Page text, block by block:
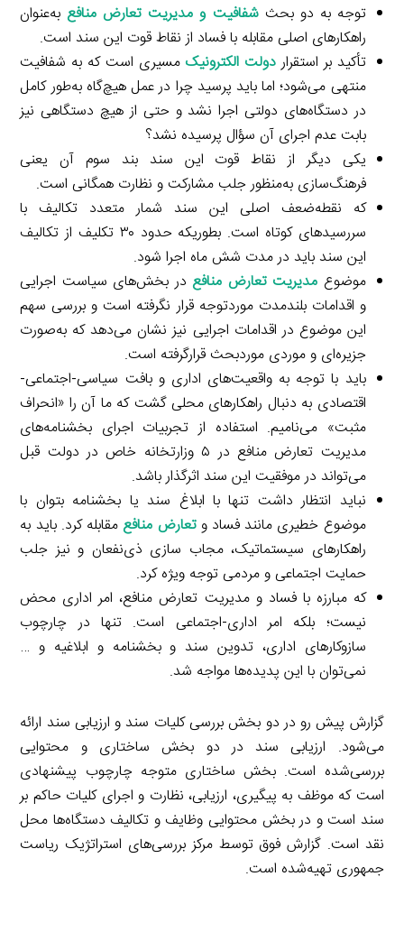
توجه به دو بحثشفافیت و مدیریت تعارض منافع به‌عنوان
راهکارهای اصلی مقابله با فساد از نقاط قوت این سند است.
تأکید بر استقراردولت الکترونیک مسیری است که به شفافیت
منتهی می‌شود؛ اما باید پرسید چرا در عمل هیچ‌گاه به‌طور کامل
در دستگاه‌های دولتی اجرا نشد و حتی از هیچ دستگاهی نیز
بابت عدم اجرای آن سؤال پرسیده نشد؟
یکی دیگر از نقاط قوت این سند بند سوم آن یعنی
فرهنگ‌سازی به‌منظور جلب مشارکت و نظارت همگانی است.
که نقطه‌ضعف اصلی این سند شمار متعدد تکالیف با
سررسیدهای کوتاه است. بطوریکه حدود ۳۰ تکلیف از تکالیف
این سند باید در مدت شش ماه اجرا شود.
موضوع مدیریت تعارض منافع در بخش‌های سیاست اجرایی
و اقدامات بلندمدت موردتوجه قرار نگرفته است و بررسی سهم
این موضوع در اقدامات اجرایی نیز نشان می‌دهد که به‌صورت
جزیره‌ای و موردی موردبحث قرارگرفته است.
باید با توجه به واقعیت‌های اداری و بافت سیاسی-اجتماعی-
اقتصادی به دنبال راهکارهای محلی گشت که ما آن را «انحراف
مثبت» می‌نامیم. استفاده از تجربیات اجرای بخشنامه‌های
مدیریت تعارض منافع در ۵ وزارتخانه خاص در دولت قبل
می‌تواند در موفقیت این سند اثرگذار باشد.
نباید انتظار داشت تنها با ابلاغ سند یا بخشنامه بتوان با
موضوع خطیری مانند فساد و تعارض منافع مقابله کرد. باید به
راهکارهای سیستماتیک، مجاب سازی ذی‌نفعان و نیز جلب
حمایت اجتماعی و مردمی توجه ویژه کرد.
که مبارزه با فساد و مدیریت تعارض منافع، امر اداری محض
نیست؛ بلکه امر اداری-اجتماعی است. تنها در چارچوب
سازوکارهای اداری، تدوین سند و بخشنامه و ابلاغیه و …
نمی‌توان با این پدیده‌ها مواجه شد.
گزارش پیش رو در دو بخش بررسی کلیات سند و ارزیابی سند ارائه
می‌شود. ارزیابی سند در دو بخش ساختاری و محتوایی
بررسی‌شده است. بخش ساختاری متوجه چارچوب پیشنهادی
است که موظف به پیگیری، ارزیابی، نظارت و اجرای کلیات حاکم بر
سند است و در بخش محتوایی وظایف و تکالیف دستگاه‌ها محل
نقد است. گزارش فوق توسط مرکز بررسی‌های استراتژیک ریاست
جمهوری تهیه‌شده است.